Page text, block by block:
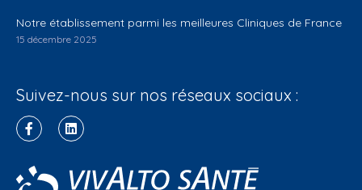
Notre établissement parmi les meilleures Cliniques de France
15 décembre 2025
Suivez-nous sur nos réseaux sociaux :